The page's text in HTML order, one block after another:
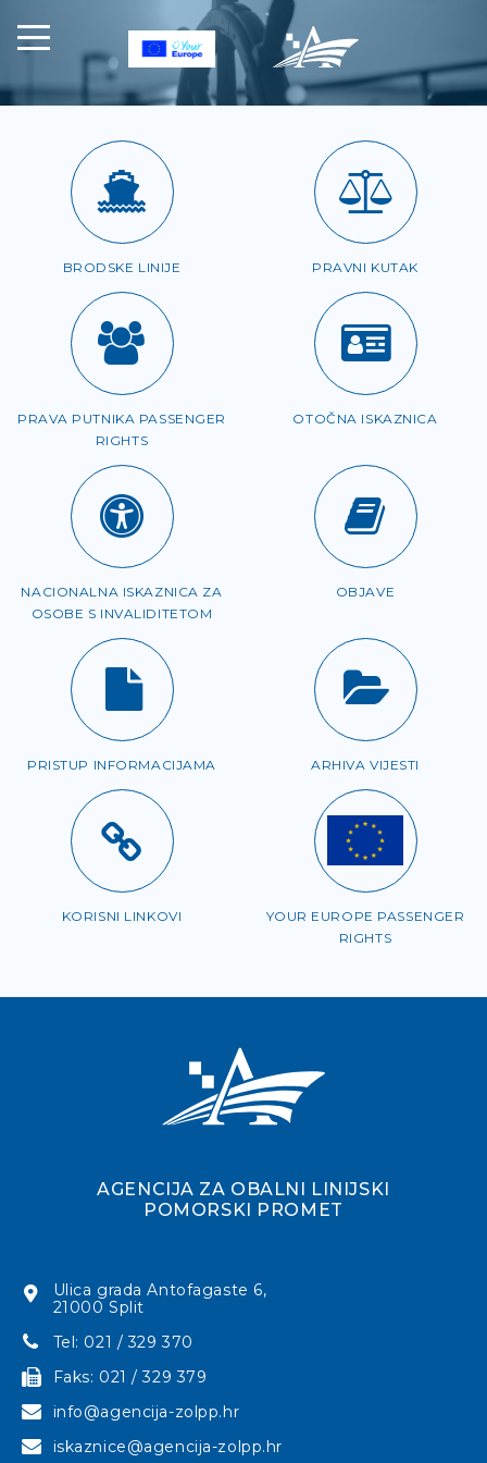
BRODSKE LINIJE PRAVNI KUTAK
PRAVA PUTNIKA PASSENGER
RIGHTS
OTOČNA ISKAZNICA
NACIONALNA ISKAZNICA ZA
OSOBE S INVALIDITETOM
OBJAVE
PRISTUP INFORMACIJAMA ARHIVA VIJESTI
KORISNI LINKOVI
YOUR EUROPE PASSENGER
RIGHTS
AGENCIJA ZA OBALNI LINIJSKI
POMORSKI PROMET
Ulica grada Antofagaste 6,
21000 Split
Tel: 021 / 329 370
Faks: 021 / 329 379
info@agencija-zolpp.hr
iskaznice@agencija-zolpp.hr